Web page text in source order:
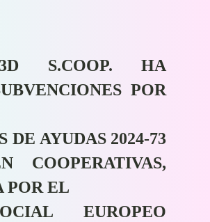
S.COOP. HA
POR
DE AYUDAS 2024-73
COOPERATIVAS,
POR EL
EUROPEO